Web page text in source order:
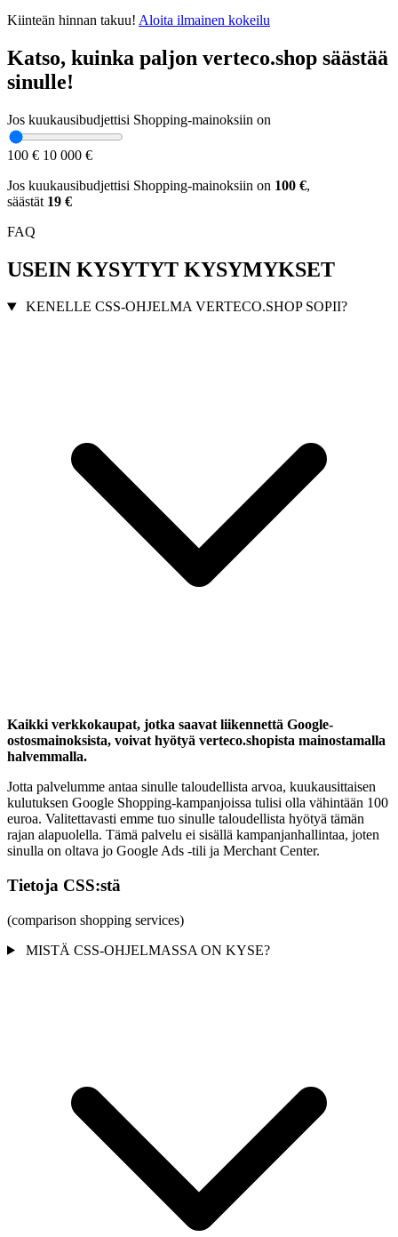
Kiinteän hinnan takuu! Aloita ilmainen kokeilu
Katso, kuinka paljon verteco.shop säästää
sinulle!
Jos kuukausibudjettisi Shopping-mainoksiin on
100 € 10 000 €
Jos kuukausibudjettisi Shopping-mainoksiin on 100 €,
säästät 19 €
FAQ
USEIN KYSYTYT KYSYMYKSET
KENELLE CSS-OHJELMA VERTECO.SHOP SOPII?
Kaikki verkkokaupat, jotka saavat liikennettä Google-
ostosmainoksista, voivat hyötyä verteco.shopista mainostamalla
halvemmalla.
Jotta palvelumme antaa sinulle taloudellista arvoa, kuukausittaisen
kulutuksen Google Shopping-kampanjoissa tulisi olla vähintään 100
euroa. Valitettavasti emme tuo sinulle taloudellista hyötyä tämän
rajan alapuolella. Tämä palvelu ei sisällä kampanjanhallintaa, joten
sinulla on oltava jo Google Ads -tili ja Merchant Center.
Tietoja CSS:stä
(comparison shopping services)
MISTÄ CSS-OHJELMASSA ON KYSE?